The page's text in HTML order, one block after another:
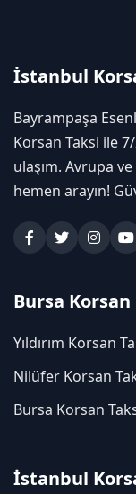
İstanbul
Bayrampaşa
Korsan Taksi ile
ulaşım. Avrupa
hemen arayın!
Bursa Korsan
Yıldırım Korsan
Nilüfer Korsan
Bursa Korsan
İstanbul